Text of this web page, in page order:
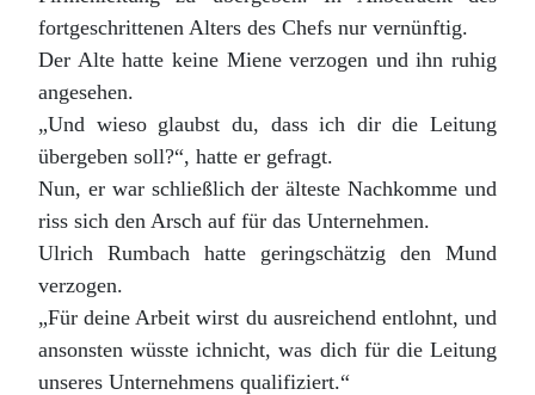
fortgeschrittenen Alters des Chefs nur vernünftig.
Der Alte hatte keine Miene verzogen und ihn ruhig
angesehen.
„Und wieso glaubst du, dass ich dir die Leitung
übergeben soll?“, hatte er gefragt.
Nun, er war schließlich der älteste Nachkomme und
riss sich den Arsch auf für das Unternehmen.
Ulrich Rumbach hatte geringschätzig den Mund
verzogen.
„Für deine Arbeit wirst du ausreichend entlohnt, und
ansonsten wüsste ichnicht, was dich für die Leitung
unseres Unternehmens qualifiziert.“